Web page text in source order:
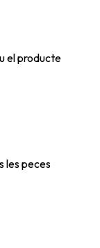
el producte
les peces